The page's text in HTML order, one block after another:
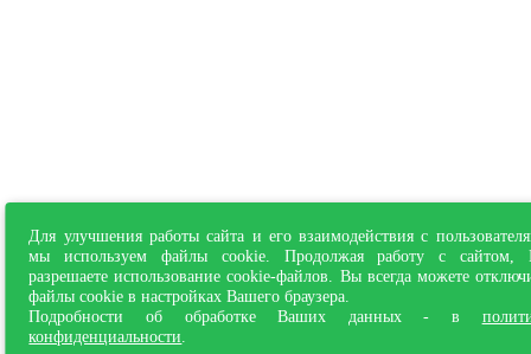
Для улучшения работы сайта и его взаимодействия с
мы используем файлы cookie. Продолжая работу с сайтом,
разрешаете использование cookie-файлов. Вы всегда можете
файлы cookie в настройках Вашего браузера.
Подробности об обработке Ваших данных - в
конфиденциальности